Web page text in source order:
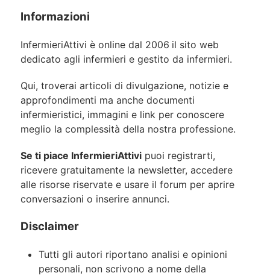
Informazioni
InfermieriAttivi è online dal 2006 il sito web
dedicato agli infermieri e gestito da infermieri.
Qui, troverai articoli di divulgazione, notizie e
approfondimenti ma anche documenti
infermieristici, immagini e link per conoscere
meglio la complessità della nostra professione.
Se ti piace InfermieriAttivi puoi registrarti,
ricevere gratuitamente la newsletter, accedere
alle risorse riservate e usare il forum per aprire
conversazioni o inserire annunci.
Disclaimer
Tutti gli autori riportano analisi e opinioni
personali, non scrivono a nome della